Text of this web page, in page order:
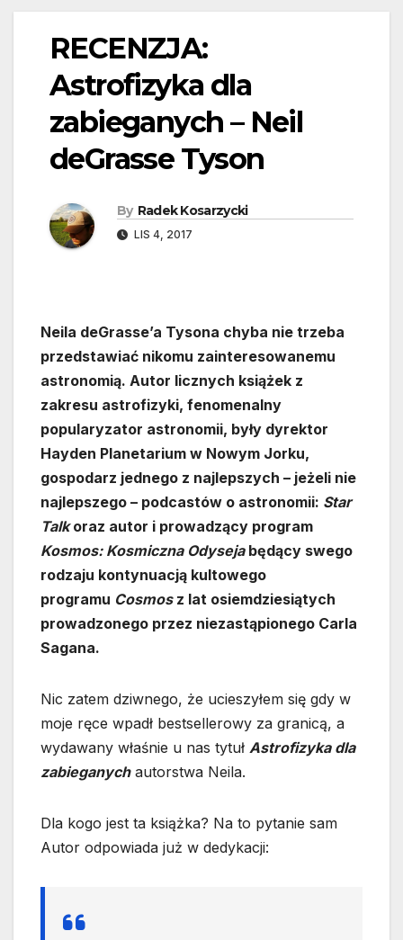
RECENZJA:
Astrofizyka dla
zabieganych – Neil
deGrasse Tyson
By Radek Kosarzycki
LIS 4, 2017
Neila deGrasse’a Tysona chyba nie trzeba
przedstawiać nikomu zainteresowanemu
astronomią. Autor licznych książek z
zakresu astrofizyki, fenomenalny
popularyzator astronomii, były dyrektor
Hayden Planetarium w Nowym Jorku,
gospodarz jednego z najlepszych – jeżeli nie
najlepszego – podcastów o astronomii: Star
Talkoraz autor i prowadzący program
Kosmos: Kosmiczna Odysejabędący swego
rodzaju kontynuacją kultowego
programu Cosmosz lat osiemdziesiątych
prowadzonego przez niezastąpionego Carla
Sagana.
Nic zatem dziwnego, że ucieszyłem się gdy w
moje ręce wpadł bestsellerowy za granicą, a
wydawany właśnie u nas tytuł Astrofizyka dla
zabieganychautorstwa Neila.
Dla kogo jest ta książka? Na to pytanie sam
Autor odpowiada już w dedykacji: